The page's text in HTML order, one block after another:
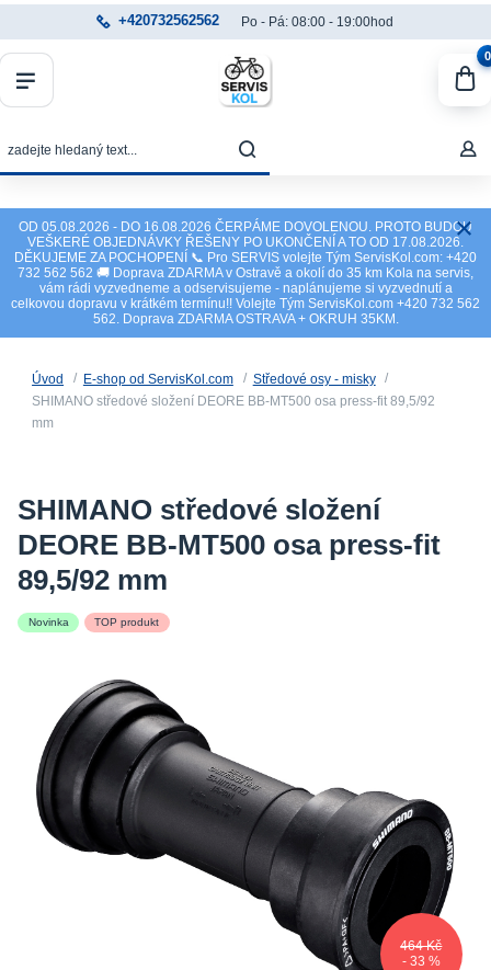
OD 05.08.2026 - DO 16.08.2026 ČERPÁME DOVOLENOU. PROTO BUDOU
VEŠKERÉ OBJEDNÁVKY ŘEŠENY PO UKONČENÍ A TO OD 17.08.2026.
DĚKUJEME ZA POCHOPENÍ 📞 Pro SERVIS volejte Tým ServisKol.com: +420
732 562 562 🚚 Doprava ZDARMA v Ostravě a okolí do 35 km Kola na servis,
vám rádi vyzvedneme a odservisujeme - naplánujeme si vyzvednutí a
celkovou dopravu v krátkém termínu!! Volejte Tým ServisKol.com +420 732 562
562. Doprava ZDARMA OSTRAVA + OKRUH 35KM.
+420732562562 Po - Pá: 08:00 - 19:00hod
0
Úvod E-shop od ServisKol.com
Středové osy - misky
SHIMANO středové složení DEORE BB-MT500 osa press-fit 89,5/92
mm
SHIMANO středové složení
DEORE BB-MT500 osa press-fit
89,5/92 mm
Novinka TOP produkt
464 Kč
- 33 %